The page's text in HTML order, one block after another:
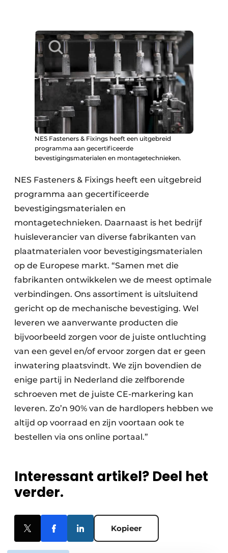
NES Fasteners & Fixings heeft een uitgebreid
programma aan gecertificeerde
bevestigingsmaterialen en montagetechnieken.
NES Fasteners & Fixings heeft een uitgebreid
programma aan gecertificeerde
bevestigingsmaterialen en
montagetechnieken. Daarnaast is het bedrijf
huisleverancier van diverse fabrikanten van
plaatmaterialen voor bevestigingsmaterialen
op de Europese markt. “Samen met die
fabrikanten ontwikkelen we de meest optimale
verbindingen. Ons assortiment is uitsluitend
gericht op de mechanische bevestiging. Wel
leveren we aanverwante producten die
bijvoorbeeld zorgen voor de juiste ontluchting
van een gevel en/of ervoor zorgen dat er geen
inwatering plaatsvindt. We zijn bovendien de
enige partij in Nederland die zelfborende
schroeven met de juiste CE-markering kan
leveren. Zo’n 90% van de hardlopers hebben we
altijd op voorraad en zijn voortaan ook te
bestellen via ons online portaal.”
Interessant artikel? Deel het
verder.
Kopieer